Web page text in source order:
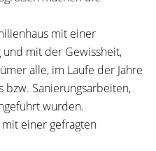
mit einer
mit der Gewissheit,
alle, im Laufe der Jahre
Sanierungsarbeiten,
wurden.
einer gefragten